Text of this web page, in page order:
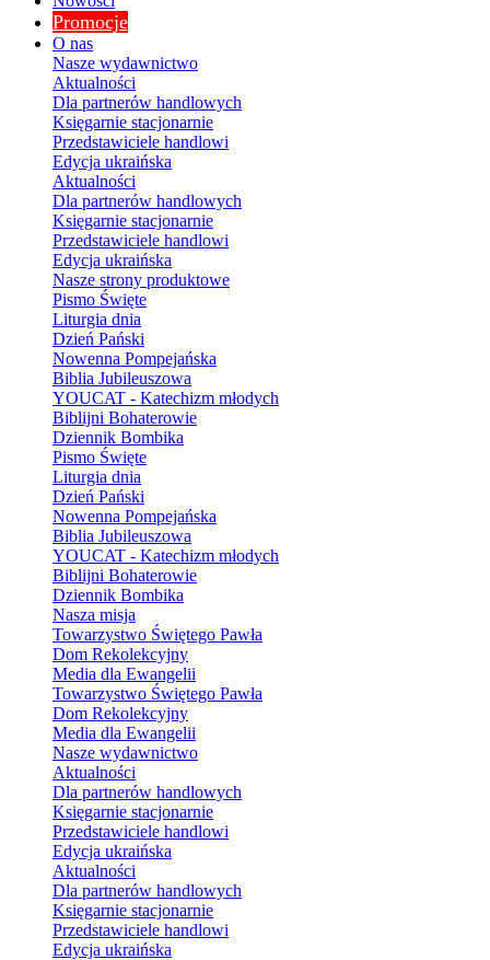
Promocje
O nas
Nasze wydawnictwo
Aktualności
Dla partnerów handlowych
Księgarnie stacjonarnie
Przedstawiciele handlowi
Edycja ukraińska
Aktualności
Dla partnerów handlowych
Księgarnie stacjonarnie
Przedstawiciele handlowi
Edycja ukraińska
Nasze strony produktowe
Pismo Święte
Liturgia dnia
Dzień Pański
Nowenna Pompejańska
Biblia Jubileuszowa
YOUCAT - Katechizm młodych
Biblijni Bohaterowie
Dziennik Bombika
Pismo Święte
Liturgia dnia
Dzień Pański
Nowenna Pompejańska
Biblia Jubileuszowa
YOUCAT - Katechizm młodych
Biblijni Bohaterowie
Dziennik Bombika
Nasza misja
Towarzystwo Świętego Pawła
Dom Rekolekcyjny
Media dla Ewangelii
Towarzystwo Świętego Pawła
Dom Rekolekcyjny
Media dla Ewangelii
Nasze wydawnictwo
Aktualności
Dla partnerów handlowych
Księgarnie stacjonarnie
Przedstawiciele handlowi
Edycja ukraińska
Aktualności
Dla partnerów handlowych
Księgarnie stacjonarnie
Przedstawiciele handlowi
Edycja ukraińska